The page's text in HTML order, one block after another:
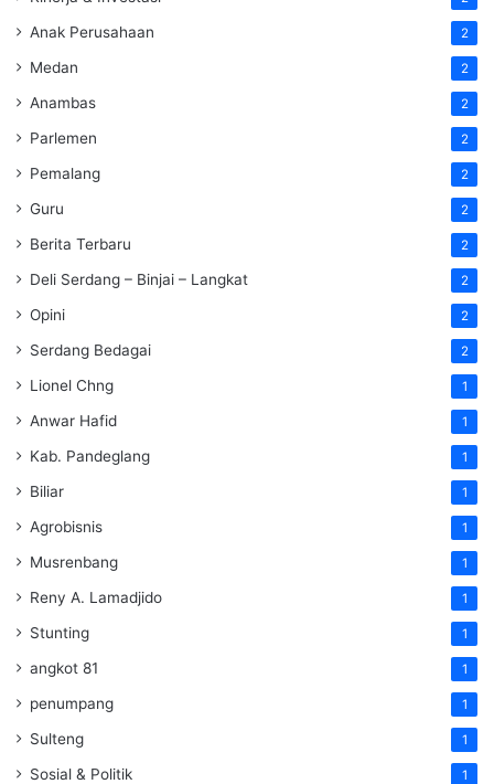
Anak Perusahaan 2
Medan 2
Anambas 2
Parlemen 2
Pemalang 2
Guru 2
Berita Terbaru 2
Deli Serdang – Binjai – Langkat 2
Opini 2
Serdang Bedagai 2
Lionel Chng 1
Anwar Hafid 1
Kab. Pandeglang 1
Biliar 1
Agrobisnis 1
Musrenbang 1
Reny A. Lamadjido 1
Stunting 1
angkot 81 1
penumpang 1
Sulteng 1
Sosial & Politik 1